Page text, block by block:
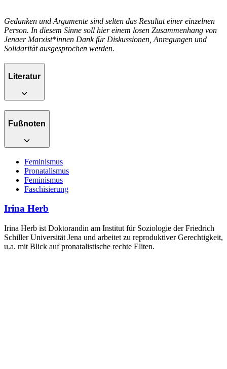
Gedanken und Argumente sind selten das Resultat einer einzelnen
Person. In diesem Sinne soll hier einem losen Zusammenhang von
Jenaer Marxist*innen Dank für Diskussionen, Anregungen und
Solidarität ausgesprochen werden.
Literatur
Fußnoten
Feminismus
Pronatalismus
Feminismus
Faschisierung
Irina Herb
Irina Herb ist Doktorandin am Institut für Soziologie der Friedrich
Schiller Universität Jena und arbeitet zu reproduktiver Gerechtigkeit,
u.a. mit Blick auf pronatalistische rechte Eliten.